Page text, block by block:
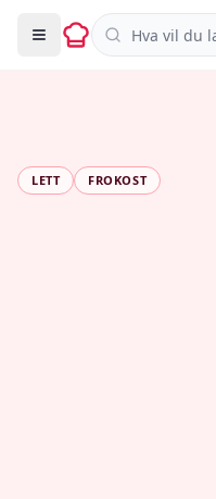
Søk i oppskrifter
LETT FROKOST